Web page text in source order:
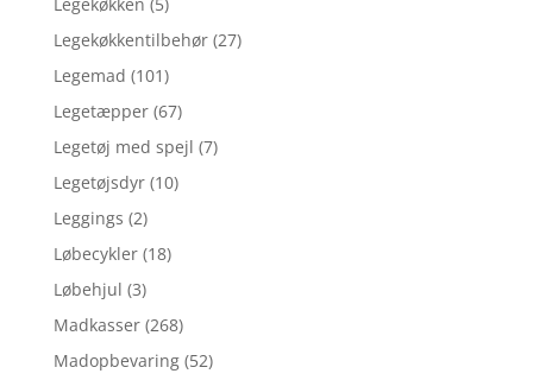
Legekøkkentilbehør (27)
Legemad (101)
Legetæpper (67)
Legetøj med spejl (7)
Legetøjsdyr (10)
Leggings (2)
Løbecykler (18)
Løbehjul (3)
Madkasser (268)
Madopbevaring (52)